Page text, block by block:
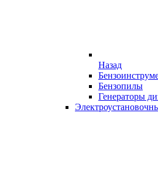
Назад
Бензопилы
Генераторы